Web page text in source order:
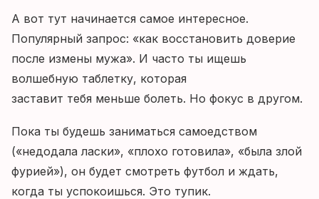
А вот тут начинается самое интересное.
Популярный запрос: «как восстановить доверие
после измены мужа». И часто ты ищешь
волшебную таблетку, которая
заставит тебя меньше болеть. Но фокус в другом.
Пока ты будешь заниматься самоедством
(«недодала ласки», «плохо готовила», «была злой
фурией»), он будет смотреть футбол и ждать,
когда ты успокоишься. Это тупик.